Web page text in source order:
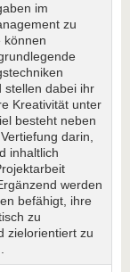
im
zu
können
stellen dabei ihr
Kreativität unter
besteht neben
darin,
inhaltlich
werden
befähigt, ihre
zu
zielorientiert zu